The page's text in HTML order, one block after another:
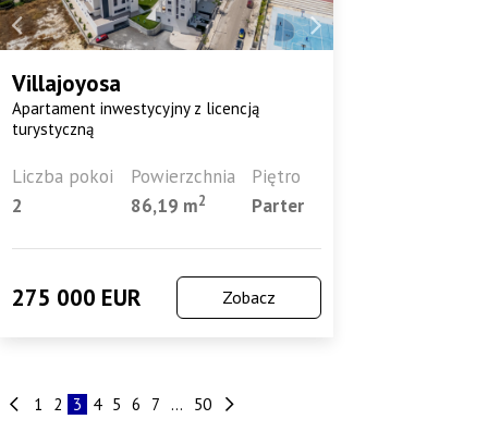
Villajoyosa
Apartament inwestycyjny z licencją
turystyczną
Liczba pokoi
2
Powierzchnia
86,19 m2
Piętro
Parter
275 000 EUR Zobacz
1 2 3 4 5 6 7 ... 50